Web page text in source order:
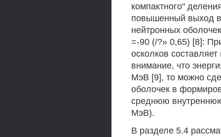
компактного"
повышенный выход
нейтронных
=-90 (/?» 0,65) [8]:
осколков
внимание, что
МэВ [9], то можно
оболочек в
среднюю
МэВ).
В разделе 5.4